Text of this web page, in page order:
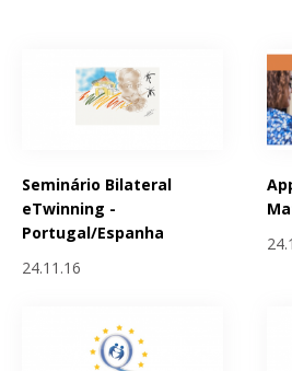
Seminário Bilateral
eTwinning -
Portugal/Espanha
24.11.16
Páginas